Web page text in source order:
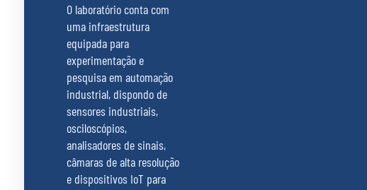
O laboratório conta com
uma infraestrutura
equipada para
experimentação e
pesquisa em automação
industrial, dispondo de
sensores industriais,
osciloscópios,
analisadores de sinais,
câmaras de alta resolução
e dispositivos IoT para